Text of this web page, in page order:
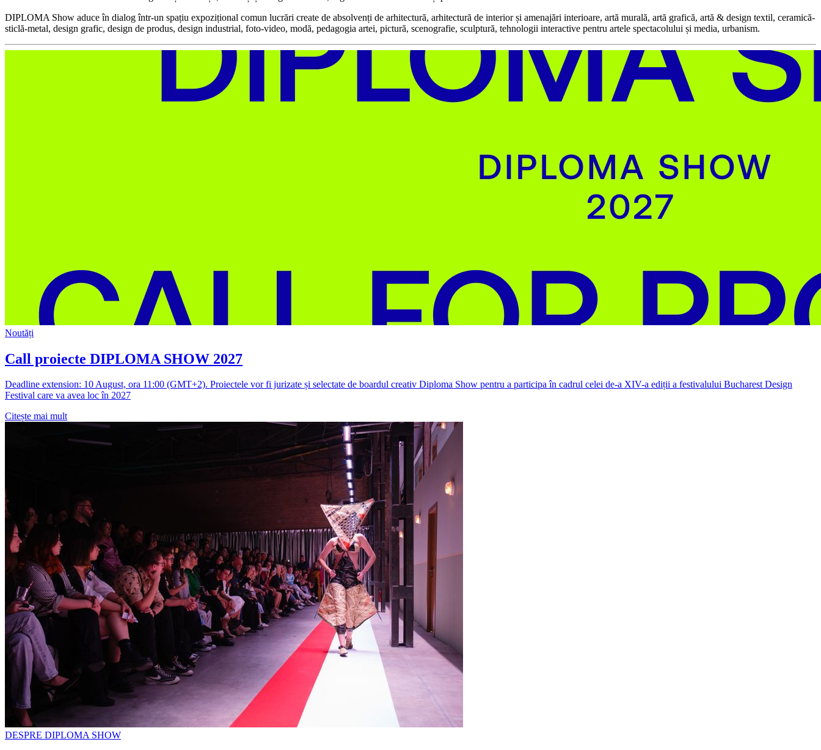
DIPLOMA Show aduce în dialog într-un spațiu expozițional comun lucrări create de absolvenți de arhitectură, arhitectură de interior și amenajări interioare, artă murală, artă grafică, artă & design textil, ceramică-
sticlă-metal, design grafic, design de produs, design industrial, foto-video, modă, pedagogia artei, pictură, scenografie, sculptură, tehnologii interactive pentru artele spectacolului și media, urbanism.
Noutăți
Call proiecte DIPLOMA SHOW 2027
Deadline extension: 10 August, ora 11:00 (GMT+2). Proiectele vor fi jurizate și selectate de boardul creativ Diploma Show pentru a participa în cadrul celei de-a XIV-a ediții a festivalului Bucharest Design
Festival care va avea loc în 2027
Citește mai mult
DESPRE DIPLOMA SHOW